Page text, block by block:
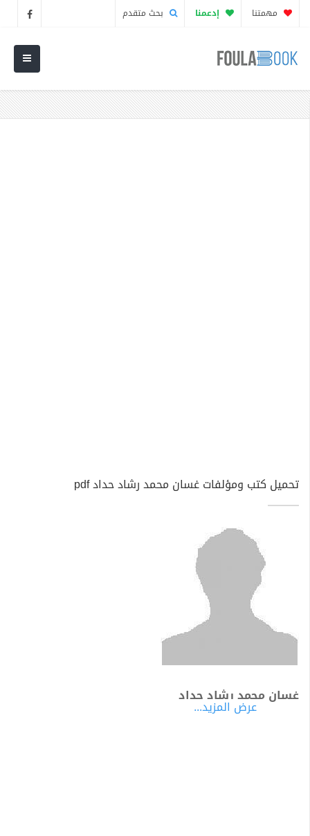
مهمتنا إدعمنا بحث متقدم
تحميل كتب ومؤلفات غسان محمد رشاد حداد pdf
غسان محمد رشاد حداد
عرض المزيد...